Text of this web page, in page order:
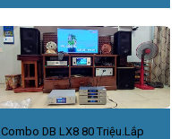
Combo DB LX8 80 Triệu.Lắp